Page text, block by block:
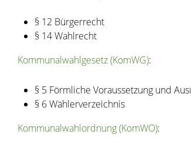
§ 12 Bürgerrecht
§ 14 Wahlrecht
Kommunalwahlgesetz (KomWG):
§ 5 Förmliche Voraussetzung und
§ 6 Wählerverzeichnis
Kommunalwahlordnung (KomWO):